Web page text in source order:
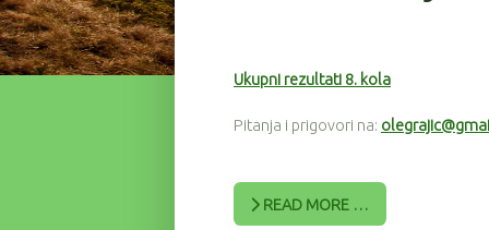
Ukupni rezultati 8. kola
Pitanja i prigovori na:
READ MORE …